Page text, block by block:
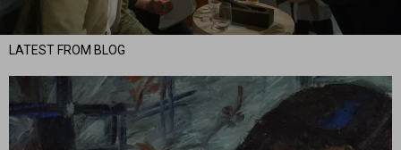
LATEST FROM BLOG